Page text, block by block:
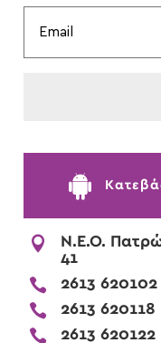


Ν.Ε.Ο.
41
 2613 620102
 2613 620118
 2613 620122